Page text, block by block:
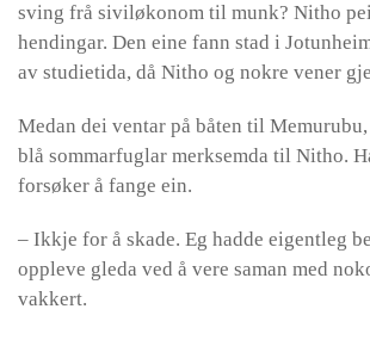
sving frå siviløkonom til munk? Nitho
hendingar. Den eine fann stad i
av studietida, då Nitho og nokre vener
Medan dei ventar på båten til
blå sommarfuglar merksemda til Nitho.
forsøker å fange ein.
– Ikkje for å skade. Eg hadde eigentleg
oppleve gleda ved å vere saman med
vakkert.